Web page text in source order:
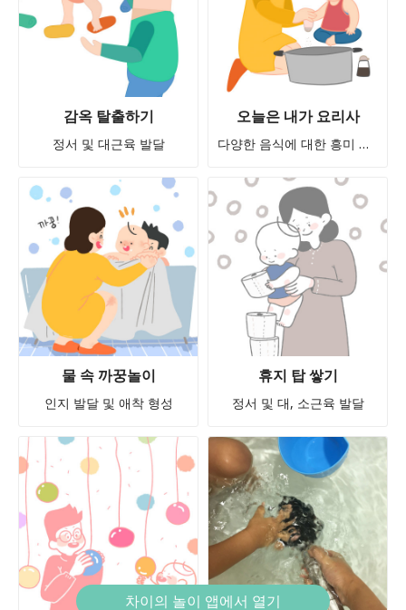
감옥 탈출하기
정서 및 대근육 발달
오늘은 내가 요리사
다양한 음식에 대한 흥미 증가
물 속 까꿍놀이
인지 발달 및 애착 형성
휴지 탑 쌓기
정서 및 대, 소근육 발달
차이의 놀이 앱에서 열기